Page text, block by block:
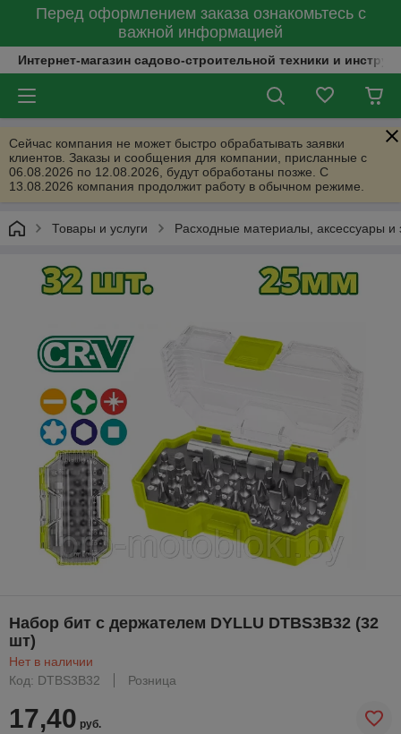
Перед оформлением заказа ознакомьтесь с
важной информацией
Интернет-магазин садово-строительной техники и
Сейчас компания не может быстро обрабатывать заявки
клиентов. Заказы и сообщения для компании, присланные с
06.08.2026 по 12.08.2026, будут обработаны позже. С
13.08.2026 компания продолжит работу в обычном режиме.
Товары и услуги Расходные материалы, аксессуары и
Набор бит с держателем DYLLU DTBS3B32 (32
шт)
Нет в наличии
Код: DTBS3B32
Розница
17,40 руб.